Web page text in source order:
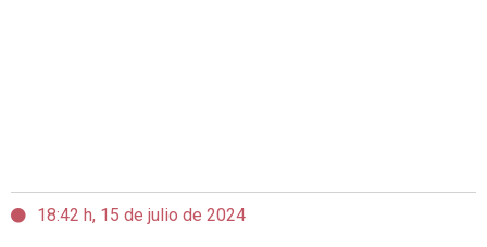
18:42 h, 15 de julio de 2024